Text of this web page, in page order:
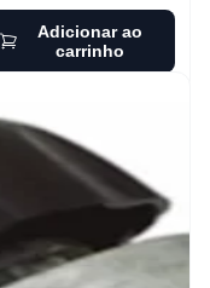
Adicionar ao
carrinho